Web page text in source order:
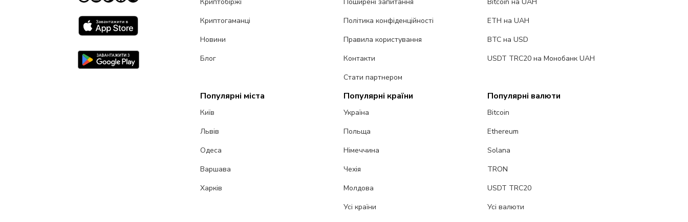
Криптобіржі
Криптогаманці
Новини
Блог
Поширені запитання
Політика конфіденційності
Правила користування
Контакти
Стати партнером
Bitcoin на UAH
ETH на UAH
BTC на USD
USDT TRC20 на Монобанк UAH
Популярні міста
Київ
Львів
Одеса
Варшава
Харків
Популярні країни
Україна
Польща
Німеччина
Чехія
Молдова
Усі країни
Популярні валюти
Bitcoin
Ethereum
Solana
TRON
USDT TRC20
Усі валюти